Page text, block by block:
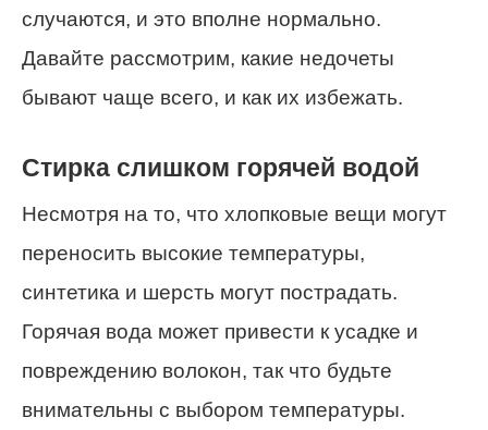
случаются, и это вполне нормально.
Давайте рассмотрим, какие недочеты
бывают чаще всего, и как их избежать.
Стирка слишком горячей водой
Несмотря на то, что хлопковые вещи могут
переносить высокие температуры,
синтетика и шерсть могут пострадать.
Горячая вода может привести к усадке и
повреждению волокон, так что будьте
внимательны с выбором температуры.